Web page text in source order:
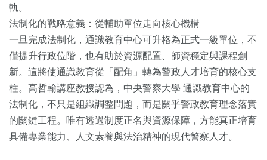
軌。
法制化的戰略意義：從輔助單位走向核心機構
一旦完成法制化，通識教育中心可升格為正式一級單位，不
僅提升行政位階，也有助於資源配置、師資穩定與課程創
新。這將使通識教育從「配角」轉為警政人才培育的核心支
柱。高哲翰講座教授認為，中央警察大學 通識教育中心的
法制化，不只是組織調整問題，而是關乎警政教育理念落實
的關鍵工程。唯有透過制度正名與資源保障，方能真正培育
具備專業能力、人文素養與法治精神的現代警察人才。